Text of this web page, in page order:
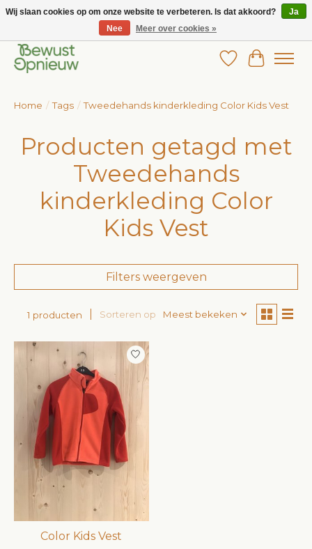
Wij bieden het grootste aanbod in betaalbare kinderkleding!
Verlanglijst
Home / Tags / Tweedehands kinderkleding Color Kids Vest
Producten getagd met
Tweedehands
kinderkleding Color
Kids Vest
Filters weergeven
1 producten Sorteren op Meest bekeken
Color Kids Vest
Wij slaan cookies op om onze website te verbeteren. Is dat akkoord?
Ja
Nee
Meer over cookies »